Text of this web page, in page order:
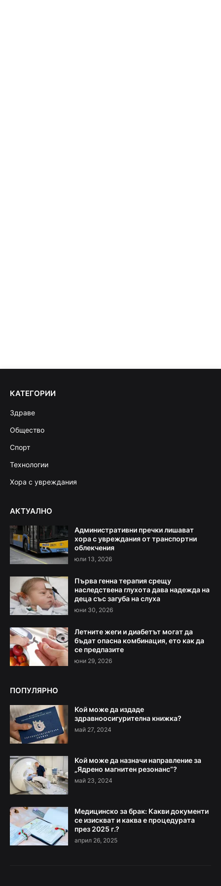
КАТЕГОРИИ
Здраве
Общество
Спорт
Технологии
Хора с увреждания
АКТУАЛНО
Административни пречки лишават
хора с увреждания от транспортни
облекчения
юли 13, 2026
Първа генна терапия срещу
наследствена глухота дава надежда на
деца със загуба на слуха
юни 30, 2026
Летните жеги и диабетът могат да
бъдат опасна комбинация, ето как да
се предпазите
юни 29, 2026
ПОПУЛЯРНО
Кой може да издаде
здравноосигурителна книжка?
май 27, 2024
Кой може да назначи направление за
„Ядрено магнитен резонанс“?
май 23, 2024
Медицинско за брак: Какви документи
се изискват и каква е процедурата
през 2025 г.?
април 26, 2025